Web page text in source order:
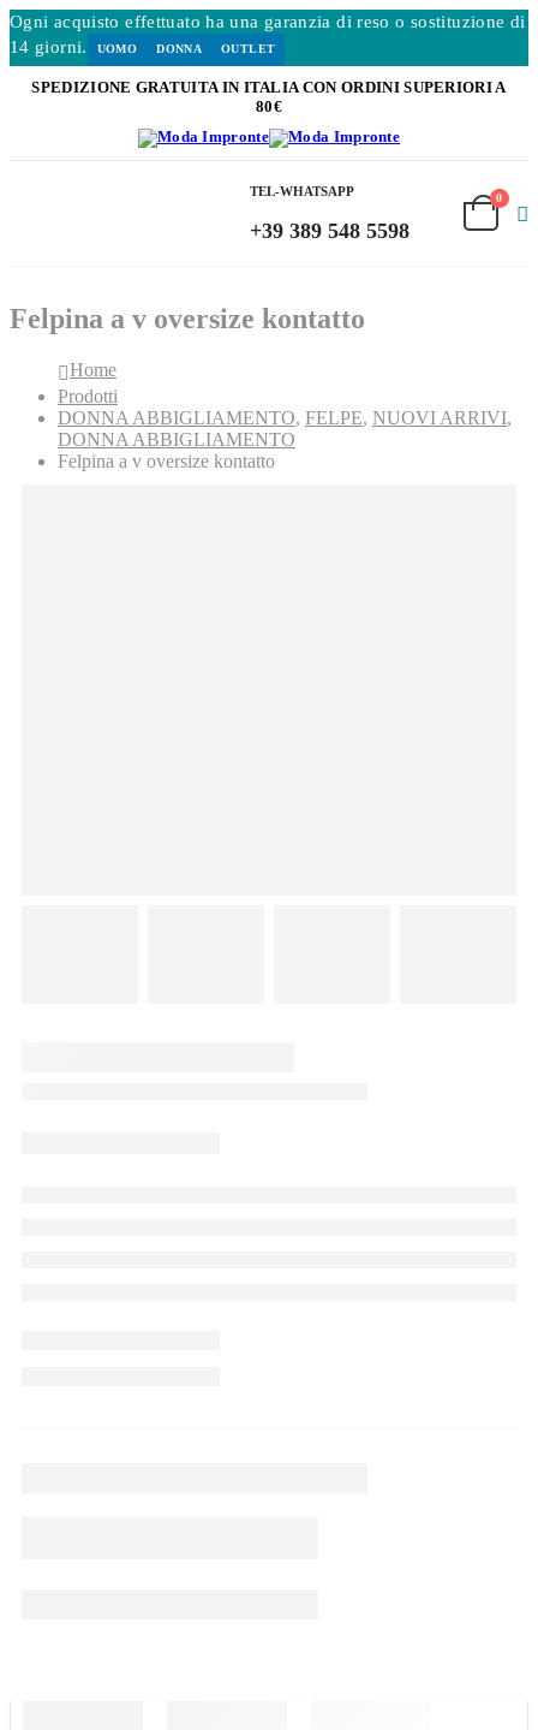
Ogni acquisto effettuato ha una garanzia di reso o sostituzione di
14 giorni.
UOMO DONNA OUTLET
SPEDIZIONE GRATUITA IN ITALIA CON ORDINI SUPERIORI A
80€
TEL-WHATSAPP
+39 389 548 5598
0
Felpina a v oversize kontatto
Home
Prodotti
DONNA ABBIGLIAMENTO, FELPE, NUOVI ARRIVI,
DONNA ABBIGLIAMENTO
Felpina a v oversize kontatto